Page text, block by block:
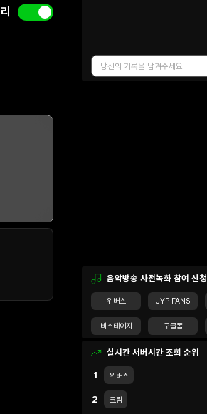
음악방송 사전녹화 참여 신청
위버스 JYP FANS
비스테이지 구글폼
실시간 서버시간 조회 순위
1 위버스
2 크림